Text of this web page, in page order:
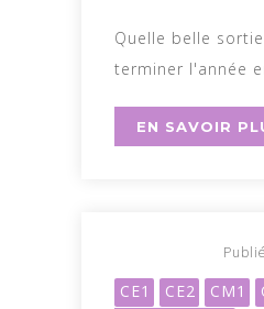
Quelle belle
terminer l'année
EN SAVOIR
CE1 CE2 CM1